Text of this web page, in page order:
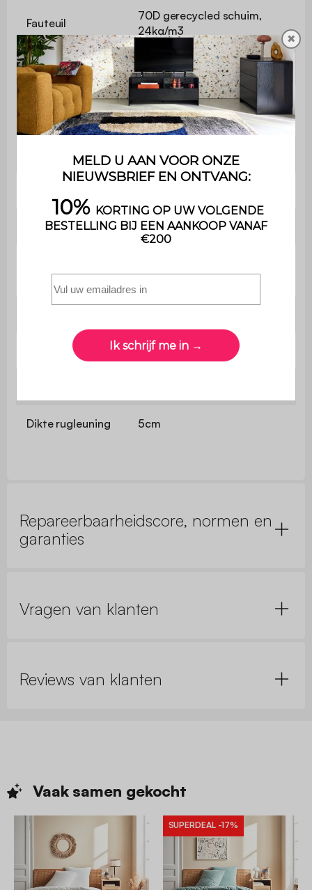
Fauteuil
70D gerecycled schuim,
24kg/m3
Rugleuning 20 kg/m3 schuim
Afmetingen
fauteuil
B 84 x D 43,5 x H 50cm
31,5 x 74 cm
Rugleuning 74 x27 cm
armleuning
34 cm
Zigzagveren
Dikte rugleuning 5cm
Repareerbaarheidscore, normen en
garanties
Vragen van klanten
Reviews van klanten
Vaak samen gekocht
SUPERDEAL -17%
✖